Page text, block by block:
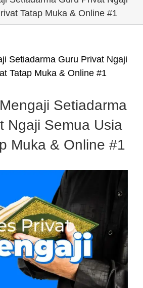
Tatap Muka & Online #1
Setiadarma Guru Privat Ngaji
Tatap Muka & Online #1
Setiadarma
Ngaji Semua Usia
Muka & Online #1